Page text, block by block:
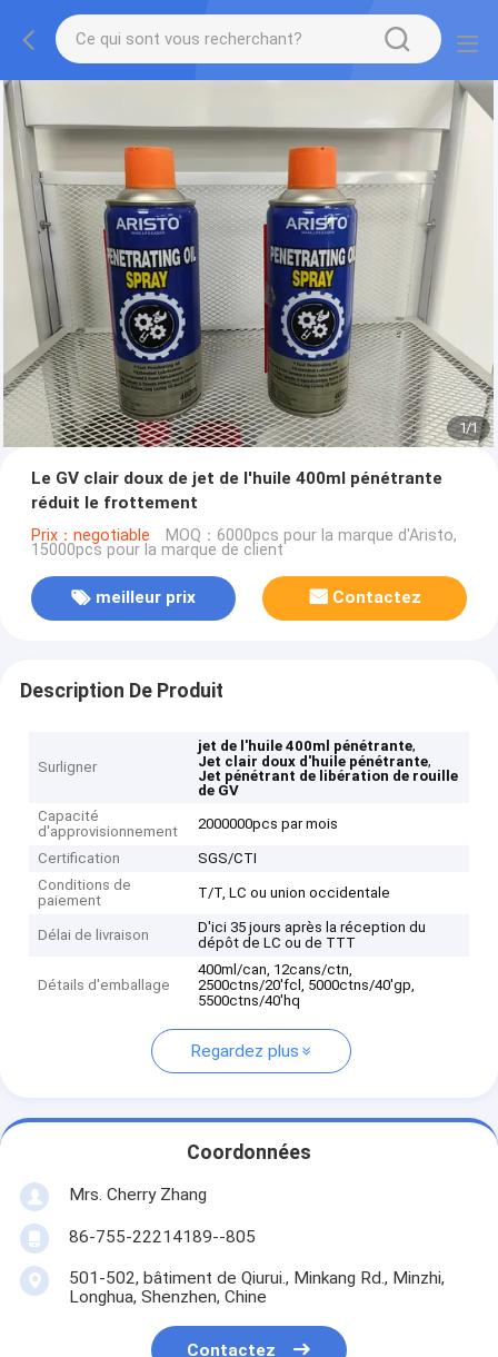
1/1
Le GV clair doux de jet de l'huile 400ml pénétrante
réduit le frottement
Prix：negotiable MOQ：6000pcs pour la marque d'Aristo,
15000pcs pour la marque de client
meilleur prix Contactez
Description De Produit
Surligner
jet de l'huile 400ml pénétrante,
Jet clair doux d'huile pénétrante,
Jet pénétrant de libération de rouille
de GV
Capacité
d'approvisionnement
2000000pcs par mois
Certification
SGS/CTI
Conditions de
paiement
T/T, LC ou union occidentale
Délai de livraison
D'ici 35 jours après la réception du
dépôt de LC ou de TTT
Détails d'emballage
400ml/can, 12cans/ctn,
2500ctns/20'fcl, 5000ctns/40'gp,
5500ctns/40'hq
Regardez plus
Coordonnées
Mrs. Cherry Zhang
86-755-22214189--805
501-502, bâtiment de Qiurui., Minkang Rd., Minzhi,
Longhua, Shenzhen, Chine
Contactez